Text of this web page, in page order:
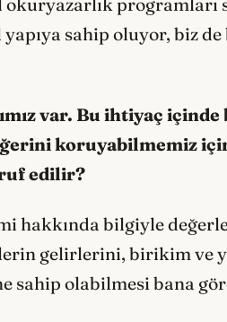
programları
sahip oluyor, biz
var. Bu ihtiyaç
koruyabilmemiz
edilir?
hakkında bilgiyle
gelirlerini, birikim ve
sahip olabilmesi bana